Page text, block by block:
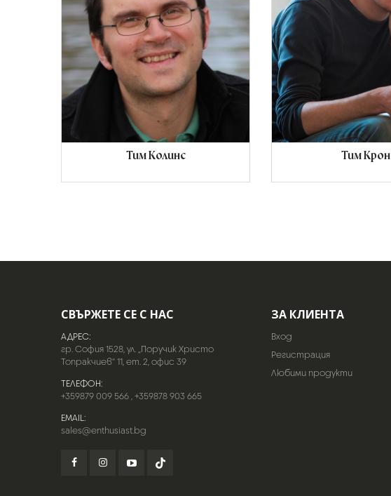
Тим Колинс Тим Крон
СВЪРЖЕТЕ СЕ С НАС
АДРЕС:
гр. София 1528, ул. „Поручик Христо
Топракчиев“ 11, ет. 2, офис 39
ТЕЛЕФОН:
+359879 009 566,+359878 903 665
EMAIL:
sales@enthusiast.bg
ЗА КЛИЕНТА
Вход
Регистрация
Любими продукти